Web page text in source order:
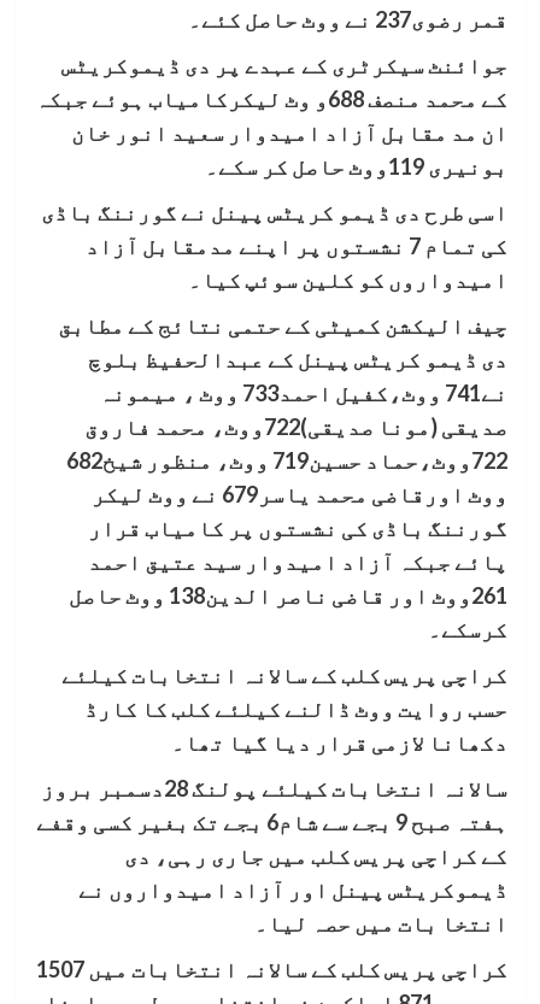
قمر رضوی237 نے ووٹ حاصل کئے۔
جوائنٹ سیکرٹری کے عہدے پر دی ڈیموکریٹس
کے محمد منصف 688و وٹ لیکرکامیاب ہوئے جبکہ
ان مد مقابل آزاد امیدوار سعید انور خان
بونیری 119ووٹ حاصل کر سکے۔
اسی طرح دی ڈیمو کریٹس پینل نے گورننگ باڈی
کی تمام 7 نشستوں پر اپنے مدمقابل آزاد
امیدواروں کو کلین سوئپ کیا۔
چیف الیکشن کمیٹی کے حتمی نتائج کے مطابق
دی ڈیمو کریٹس پینل کے عبدالحفیظ بلوچ
نے741 ووٹ،کفیل احمد733 ووٹ ، میمونہ
صدیقی (مونا صدیقی)722ووٹ، محمد فاروق
722ووٹ،حماد حسین719 ووٹ، منظور شیخ682
ووٹ اورقاضی محمد یاسر679 نے ووٹ لیکر
گورننگ باڈی کی نشستوں پر کامیاب قرار
پائے جبکہ آزاد امیدوار سید عتیق احمد
261ووٹ اور قاضی ناصر الدین138 ووٹ حاصل
کرسکے۔
کراچی پریس کلب کے سالانہ انتخابات کیلئے
حسب روایت ووٹ ڈالنے کیلئے کلب کا کارڈ
دکھانا لازمی قرار دیا گیا تھا۔
سالانہ انتخابات کیلئے پولنگ 28دسمبر بروز
ہفتہ صبح 9 بجے سے شام6 بجے تک بغیر کسی وقفے
کے کراچی پریس کلب میں جاری رہی، دی
ڈیموکریٹس پینل اور آزاد امیدواروں نے
انتخا بات میں حصہ لیا۔
کراچی پریس کلب کے سالانہ انتخابات میں 1507